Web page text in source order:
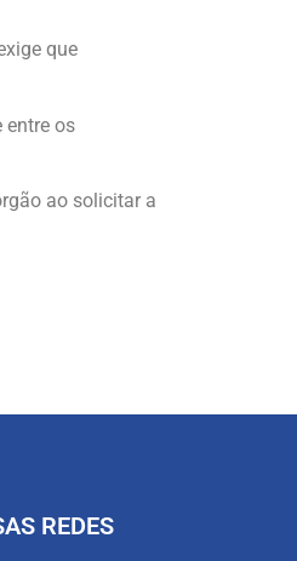
que
entre os
ao solicitar a
REDES